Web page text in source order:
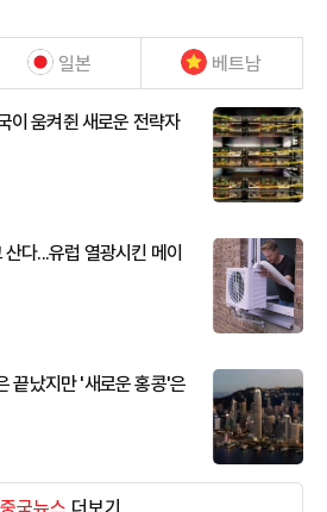
일본 베트남
이 움켜쥔 새로운 전략자
다...유럽 열광시킨 메이
끝났지만 '새로운 홍콩'은
중국뉴스 더보기